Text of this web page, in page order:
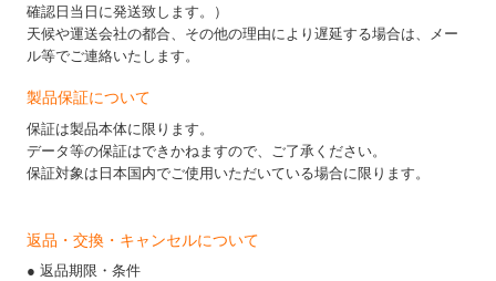
確認日当日に発送致します。）
天候や運送会社の都合、その他の理由により遅延する場合は、メー
ル等でご連絡いたします。
製品保証について
保証は製品本体に限ります。
データ等の保証はできかねますので、ご了承ください。
保証対象は日本国内でご使用いただいている場合に限ります。
返品・交換・キャンセルについて
● 返品期限・条件